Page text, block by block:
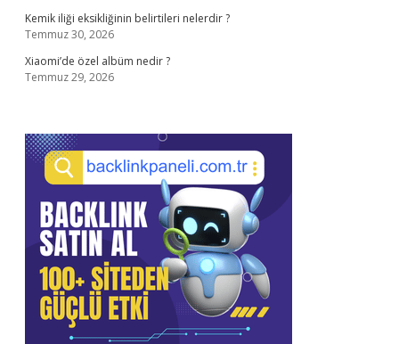
Kemik iliği eksikliğinin belirtileri nelerdir ?
Temmuz 30, 2026
Xiaomi’de özel albüm nedir ?
Temmuz 29, 2026